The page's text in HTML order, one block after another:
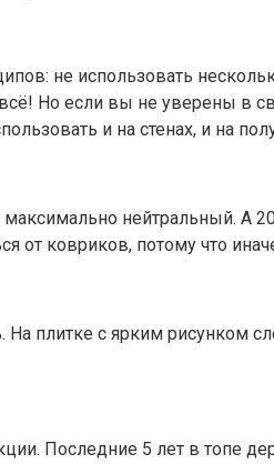
не использовать
Но если вы не уверены в
и на стенах, и на
нейтральный. А
от ковриков, потому что
На плитке с ярким
Последние 5 лет в топе